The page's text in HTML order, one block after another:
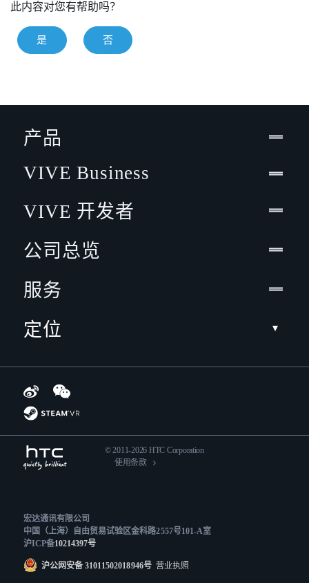
此内容对您有帮助吗？
是 否
产品
VIVE Business
VIVE 开发者
公司总览
服务
定位
© 2011-2026 HTC Corporation
使用条款
宏达通讯有限公司
中国（上海）自由贸易试验区金科路2557号101-A室
沪ICP备10214397号
沪公网安备 31011502018946号营业执照